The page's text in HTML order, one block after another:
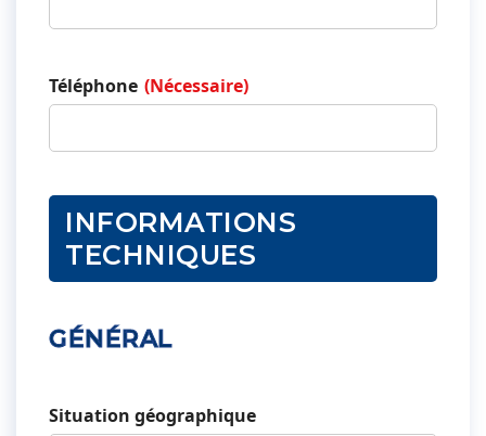
Téléphone (Nécessaire)
INFORMATIONS
TECHNIQUES
GÉNÉRAL
Situation géographique